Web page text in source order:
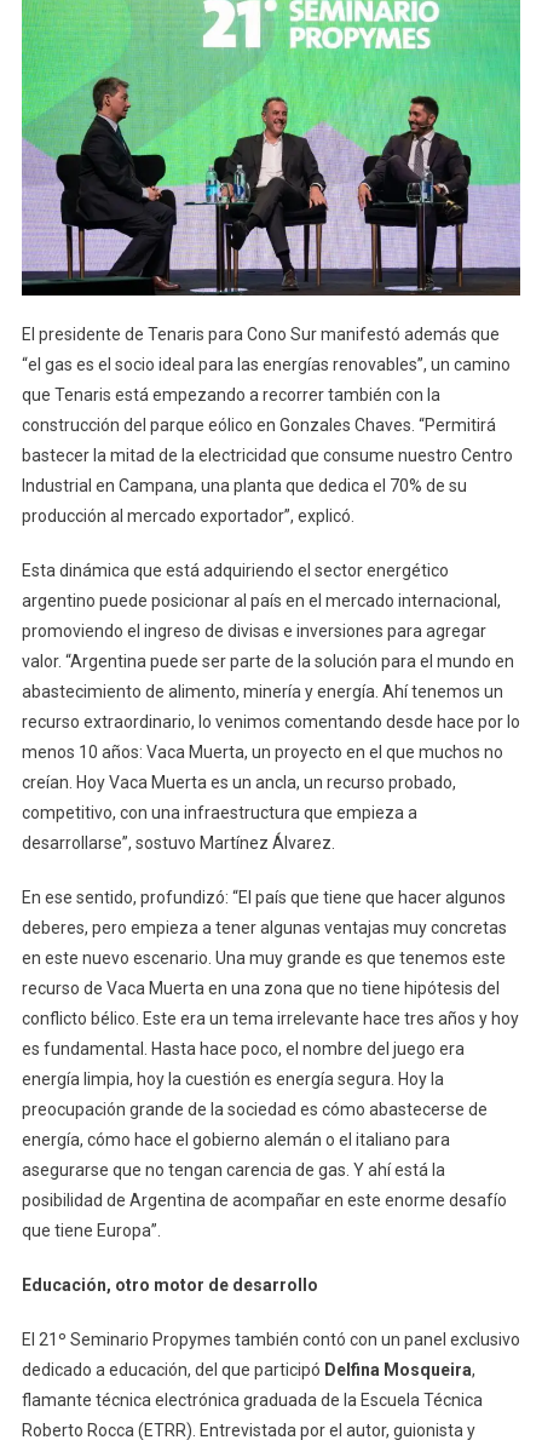
El presidente de Tenaris para Cono Sur manifestó además que
“el gas es el socio ideal para las energías renovables”, un camino
que Tenaris está empezando a recorrer también con la
construcción del parque eólico en Gonzales Chaves. “Permitirá
bastecer la mitad de la electricidad que consume nuestro Centro
Industrial en Campana, una planta que dedica el 70% de su
producción al mercado exportador”, explicó.
Esta dinámica que está adquiriendo el sector energético
argentino puede posicionar al país en el mercado internacional,
promoviendo el ingreso de divisas e inversiones para agregar
valor. “Argentina puede ser parte de la solución para el mundo en
abastecimiento de alimento, minería y energía. Ahí tenemos un
recurso extraordinario, lo venimos comentando desde hace por lo
menos 10 años: Vaca Muerta, un proyecto en el que muchos no
creían. Hoy Vaca Muerta es un ancla, un recurso probado,
competitivo, con una infraestructura que empieza a
desarrollarse”, sostuvo Martínez Álvarez.
En ese sentido, profundizó: “El país que tiene que hacer algunos
deberes, pero empieza a tener algunas ventajas muy concretas
en este nuevo escenario. Una muy grande es que tenemos este
recurso de Vaca Muerta en una zona que no tiene hipótesis del
conflicto bélico. Este era un tema irrelevante hace tres años y hoy
es fundamental. Hasta hace poco, el nombre del juego era
energía limpia, hoy la cuestión es energía segura. Hoy la
preocupación grande de la sociedad es cómo abastecerse de
energía, cómo hace el gobierno alemán o el italiano para
asegurarse que no tengan carencia de gas. Y ahí está la
posibilidad de Argentina de acompañar en este enorme desafío
que tiene Europa”.
Educación, otro motor de desarrollo
El 21º Seminario Propymes también contó con un panel exclusivo
dedicado a educación, del que participó Delfina Mosqueira,
flamante técnica electrónica graduada de la Escuela Técnica
Roberto Rocca (ETRR). Entrevistada por el autor, guionista y